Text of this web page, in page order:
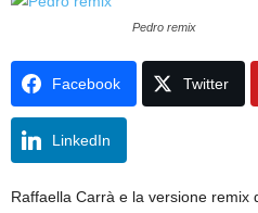
Pedro remix
Facebook Twitter
LinkedIn
Raffaella Carrà e la versione remix